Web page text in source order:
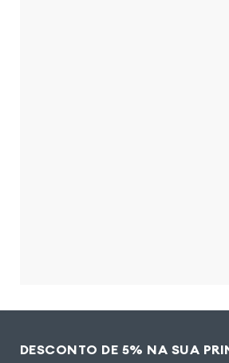
DESCONTO DE 5% NA SUA